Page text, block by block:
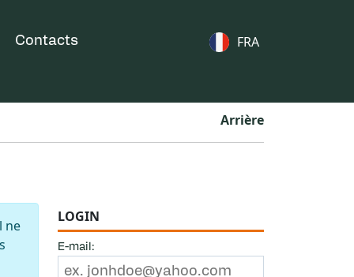
Contacts FRA
Arrière
ne
LOGIN
E-mail: